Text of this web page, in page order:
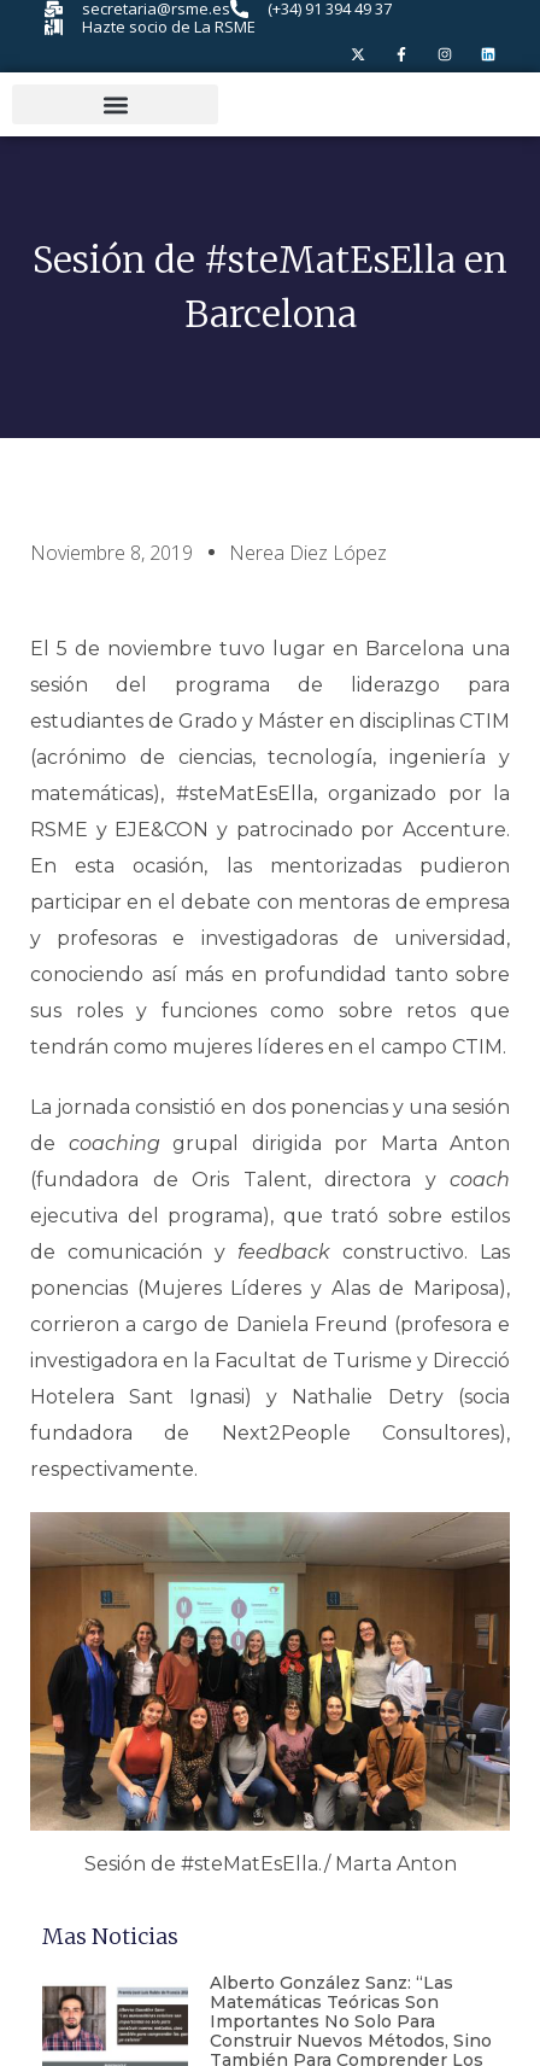
secretaria@rsme.es
(+34) 91 394 49 37
Hazte socio de La RSME
Sesión de #steMatEsElla en
Barcelona
Noviembre 8, 2019 Nerea Diez López
El 5 de noviembre tuvo lugar en Barcelona una
sesión del programa de liderazgo para
estudiantes de Grado y Máster en disciplinas CTIM
(acrónimo de ciencias, tecnología, ingeniería y
matemáticas), #steMatEsElla, organizado por la
RSME y EJE&CON y patrocinado por Accenture.
En esta ocasión, las mentorizadas pudieron
participar en el debate con mentoras de empresa
y profesoras e investigadoras de universidad,
conociendo así más en profundidad tanto sobre
sus roles y funciones como sobre retos que
tendrán como mujeres líderes en el campo CTIM.
La jornada consistió en dos ponencias y una sesión
de coaching grupal dirigida por Marta Anton
(fundadora de Oris Talent, directora y coach
ejecutiva del programa), que trató sobre estilos
de comunicación y feedback constructivo. Las
ponencias (Mujeres Líderes y Alas de Mariposa),
corrieron a cargo de Daniela Freund (profesora e
investigadora en la Facultat de Turisme y Direcció
Hotelera Sant Ignasi) y Nathalie Detry (socia
fundadora de Next2People Consultores),
respectivamente.
Sesión de #steMatEsElla./ Marta Anton
Mas Noticias
Alberto González Sanz: “Las
Matemáticas Teóricas Son
Importantes No Solo Para
Construir Nuevos Métodos, Sino
También Para Comprender Los